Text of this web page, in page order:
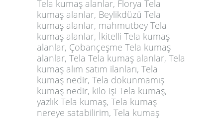
Tela kumaş alanlar, Florya Tela
kumaş alanlar, Beylikdüzü Tela
kumaş alanlar, mahmutbey Tela
kumaş alanlar, İkitelli Tela kumaş
alanlar, Çobançeşme Tela kumaş
alanlar, Tela Tela kumaş alanlar, Tela
kumaş alım satım ilanları, Tela
kumaş nedir, Tela dokunmamış
kumaş nedir, kilo işi Tela kumaş,
yazlık Tela kumaş, Tela kumaş
nereye satabilirim, Tela kumaş